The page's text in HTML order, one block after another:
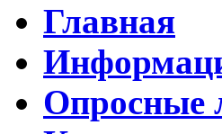
Главная
Опросные